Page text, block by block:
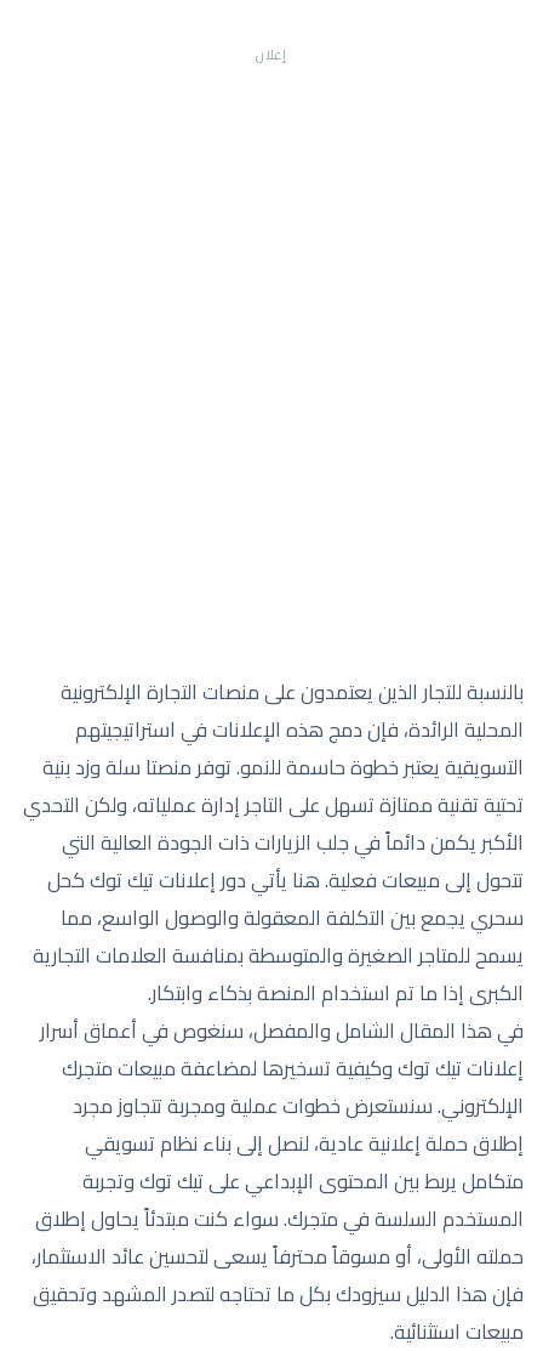
إعلان
بالنسبة للتجار الذين يعتمدون على منصات التجارة الإلكترونية
المحلية الرائدة، فإن دمج هذه الإعلانات في استراتيجيتهم
التسويقية يعتبر خطوة حاسمة للنمو. توفر منصتا سلة وزد بنية
تحتية تقنية ممتازة تسهل على التاجر إدارة عملياته، ولكن التحدي
الأكبر يكمن دائماً في جلب الزيارات ذات الجودة العالية التي
تتحول إلى مبيعات فعلية. هنا يأتي دور إعلانات تيك توك كحل
سحري يجمع بين التكلفة المعقولة والوصول الواسع، مما
يسمح للمتاجر الصغيرة والمتوسطة بمنافسة العلامات التجارية
الكبرى إذا ما تم استخدام المنصة بذكاء وابتكار.
في هذا المقال الشامل والمفصل، سنغوص في أعماق أسرار
إعلانات تيك توك وكيفية تسخيرها لمضاعفة مبيعات متجرك
الإلكتروني. سنستعرض خطوات عملية ومجربة تتجاوز مجرد
إطلاق حملة إعلانية عادية، لنصل إلى بناء نظام تسويقي
متكامل يربط بين المحتوى الإبداعي على تيك توك وتجربة
المستخدم السلسة في متجرك. سواء كنت مبتدئاً يحاول إطلاق
حملته الأولى، أو مسوقاً محترفاً يسعى لتحسين عائد الاستثمار،
فإن هذا الدليل سيزودك بكل ما تحتاجه لتصدر المشهد وتحقيق
مبيعات استثنائية.